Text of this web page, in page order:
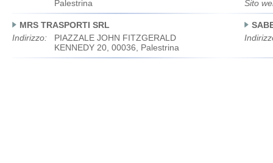
Palestrina Sito
MRS TRASPORTI SRL
Indirizzo:
PIAZZALE JOHN FITZGERALD
KENNEDY 20, 00036, Palestrina